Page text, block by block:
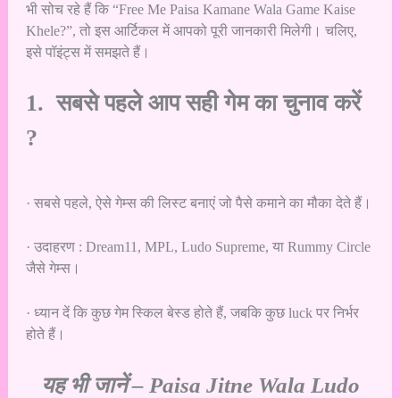
भी सोच रहे हैं कि “Free Me Paisa Kamane Wala Game Kaise
Khele?”, तो इस आर्टिकल में आपको पूरी जानकारी मिलेगी। चलिए,
इसे पॉइंट्स में समझते हैं।
1. सबसे पहले आप सही गेम का चुनाव करें
?
· सबसे पहले, ऐसे गेम्स की लिस्ट बनाएं जो पैसे कमाने का मौका देते हैं।
· उदाहरण : Dream11, MPL, Ludo Supreme, या Rummy Circle
जैसे गेम्स।
· ध्यान दें कि कुछ गेम स्किल बेस्ड होते हैं, जबकि कुछ luck पर निर्भर
होते हैं।
यह भी जानें – Paisa Jitne Wala Ludo